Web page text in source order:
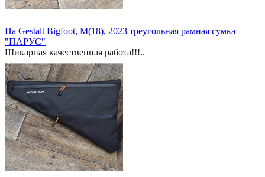
На Gestalt Bigfoot, M(18), 2023 треугольная рамная сумка
"ПАРУС"
Шикарная качественная работа!!!..